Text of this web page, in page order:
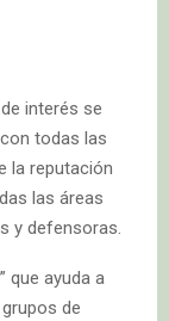
interés se
todas las
la reputación
las áreas
y defensoras.
que ayuda a
de